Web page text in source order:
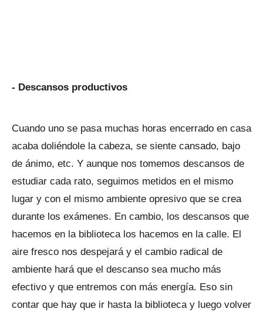
- Descansos productivos
Cuando uno se pasa muchas horas encerrado en casa
acaba doliéndole la cabeza, se siente cansado, bajo
de ánimo, etc. Y aunque nos tomemos descansos de
estudiar cada rato, seguimos metidos en el mismo
lugar y con el mismo ambiente opresivo que se crea
durante los exámenes. En cambio, los descansos que
hacemos en la biblioteca los hacemos en la calle. El
aire fresco nos despejará y el cambio radical de
ambiente hará que el descanso sea mucho más
efectivo y que entremos con más energía. Eso sin
contar que hay que ir hasta la biblioteca y luego volver